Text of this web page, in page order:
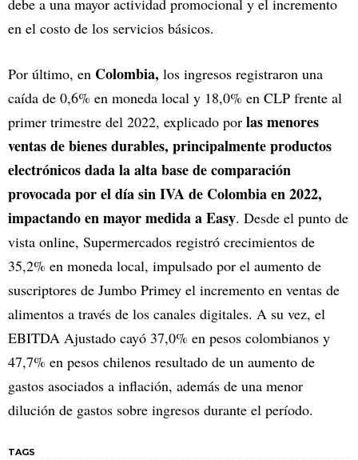
debe a una mayor actividad promocional y el incremento
en el costo de los servicios básicos.
Por último, en Colombia, los ingresos registraron una
caída de 0,6% en moneda local y 18,0% en CLP frente al
primer trimestre del 2022, explicado por las menores
ventas de bienes durables, principalmente productos
electrónicos dada la alta base de comparación
provocada por el día sin IVA de Colombia en 2022,
impactando en mayor medida a Easy. Desde el punto de
vista online, Supermercados registró crecimientos de
35,2% en moneda local, impulsado por el aumento de
suscriptores de Jumbo Primey el incremento en ventas de
alimentos a través de los canales digitales. A su vez, el
EBITDA Ajustado cayó 37,0% en pesos colombianos y
47,7% en pesos chilenos resultado de un aumento de
gastos asociados a inflación, además de una menor
dilución de gastos sobre ingresos durante el período.
TAGS